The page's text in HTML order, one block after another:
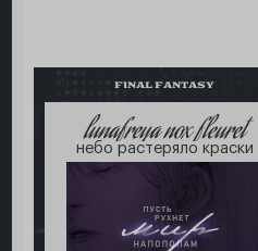
FINAL FANTASY
lunafreya nox fleuret
небо растеряло краски